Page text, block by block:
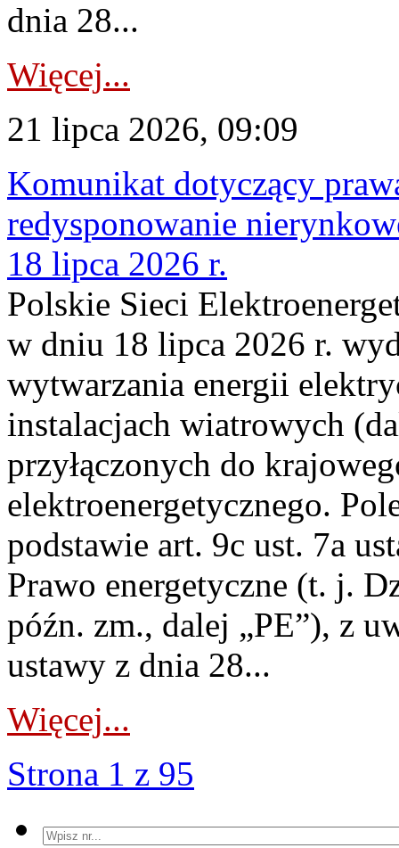
dnia 28...
Więcej...
21 lipca 2026, 09:09
Komunikat dotyczący
redysponowanie
18 lipca 2026 r.
Polskie Sieci
w dniu 18 lipca 2026 r.
wytwarzania energii
instalacjach wiatrowych
przyłączonych do
elektroenergetycznego.
podstawie art. 9c ust. 7a
Prawo energetyczne (t. j.
późn. zm., dalej „PE”), z
ustawy z dnia 28...
Więcej...
Strona 1 z 95